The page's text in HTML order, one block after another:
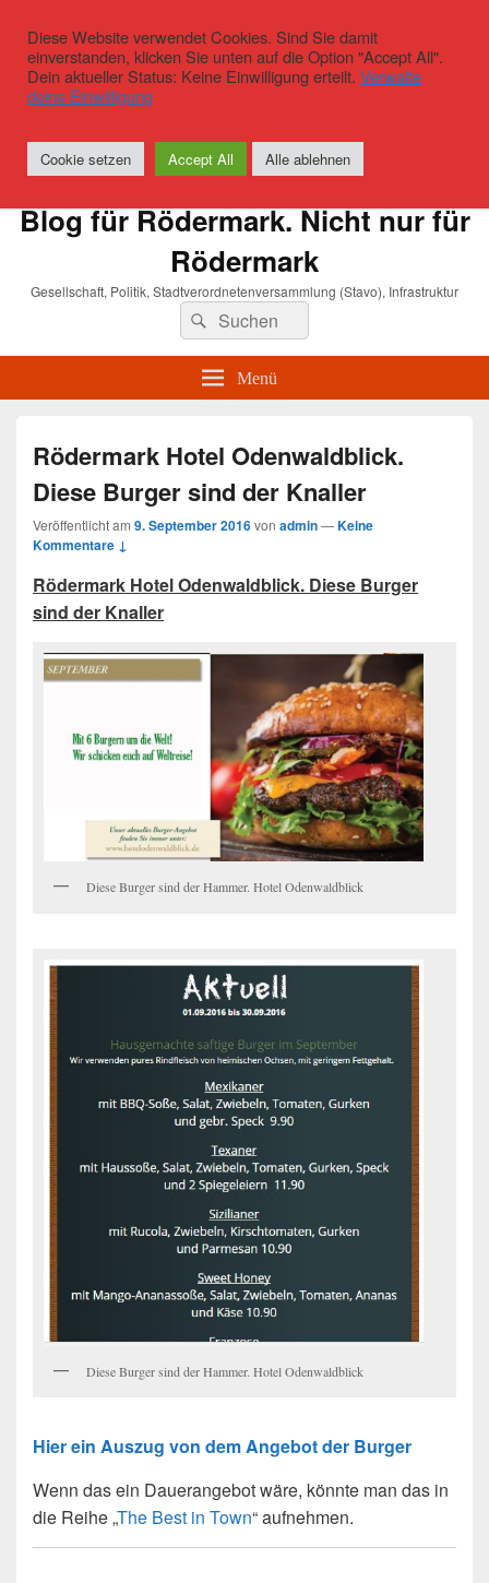
Blog für Rödermark. Nicht nur für
Rödermark
Gesellschaft, Politik, Stadtverordnetenversammlung (Stavo), Infrastruktur
Suchen
nach:
Suchen
Menü
Rödermark Hotel Odenwaldblick.
Diese Burger sind der Knaller
Veröffentlicht am 9. September 2016von admin—Keine
Kommentare ↓
Rödermark Hotel Odenwaldblick. Diese Burger
sind der Knaller
Diese Burger sind der Hammer. Hotel Odenwaldblick
Diese Burger sind der Hammer. Hotel Odenwaldblick
Hier ein Auszug von dem Angebot der Burger
Wenn das ein Dauerangebot wäre, könnte man das in
die Reihe „The Best in Town“ aufnehmen.
Diese Website verwendet Cookies. Sind Sie damit
einverstanden, klicken Sie unten auf die Option "Accept All".
Dein aktueller Status: Keine Einwilligung erteilt. Verwalte
deine Einwilligung
Cookie setzen Accept All Alle ablehnen